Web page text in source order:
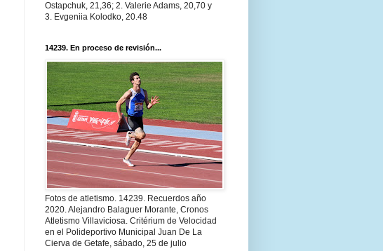
Ostapchuk, 21,36; 2. Valerie Adams, 20,70 y
3. Evgeniia Kolodko, 20.48
14239. En proceso de revisión...
Fotos de atletismo. 14239. Recuerdos año
2020. Alejandro Balaguer Morante, Cronos
Atletismo Villaviciosa. Critérium de Velocidad
en el Polideportivo Municipal Juan De La
Cierva de Getafe, sábado, 25 de julio